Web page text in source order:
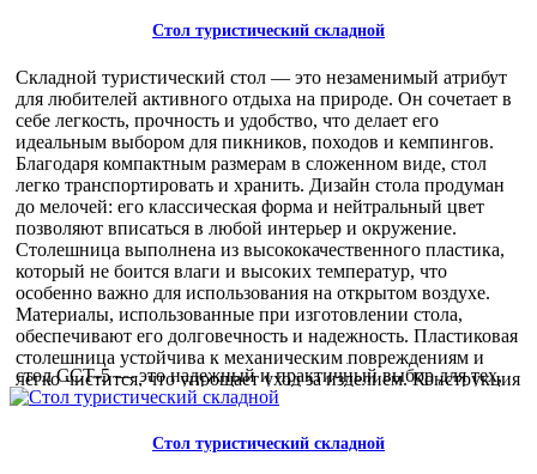
устойчивость на любой поверхности. Эргономика стола
комфорт при использовании. Высота стола 600 мм
оптимальна для сидения на складных стульях или
непосредственно на земле, что делает его универсальным
для различных ситуаций. Этот складной стол идеален для
использования в кемпингах, на пикниках, в походах и даже
на даче. Он легко помещается в багажник автомобиля и не
занимает много места благодаря компактным размерам в
сложенном виде — всего 700х500х50 мм. Для оптовых
покупателей стол ССТ-5 предлагает ряд выгод. Во-первых,
это востребованный товар, который привлекает широкий
круг клиентов, от любителей активного отдыха до
владельцев туристических баз. Во-вторых, благодаря своей
компактности, он удобен для транспортировки и хранения,
что снижает затраты на логистику. Складной туристический
стол ССТ-5 — это надежный и практичный выбор для тех,
кто ценит качество и удобство. Он станет отличным
покупателей, ищущих надежные и функциональные
Стол туристический складной
Складной туристический стол — это незаменимый атрибут
для любителей активного отдыха на природе. Он сочетает в
себе легкость, прочность и удобство, что делает его
идеальным выбором для пикников, походов и кемпингов.
Благодаря компактным размерам в сложенном виде, стол
легко транспортировать и хранить. Дизайн стола продуман
до мелочей: его классическая форма и нейтральный цвет
позволяют вписаться в любой интерьер и окружение.
Столешница выполнена из высококачественного пластика,
который не боится влаги и высоких температур, что
особенно важно для использования на открытом воздухе.
Материалы, использованные при изготовлении стола,
обеспечивают его долговечность и надежность. Пластиковая
столешница устойчива к механическим повреждениям и
легко чистится, что упрощает уход за изделием. Конструкция
стола позволяет выдерживать нагрузку до 20 кг, что делает
необходимых предметов. Эргономика стола продумана для
Стол туристический складной